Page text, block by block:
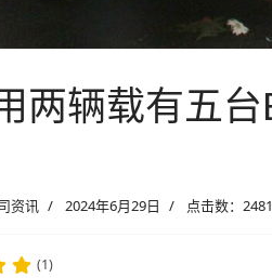
两辆载有五
资讯 2024年6月29日 点击数：2481
(1)